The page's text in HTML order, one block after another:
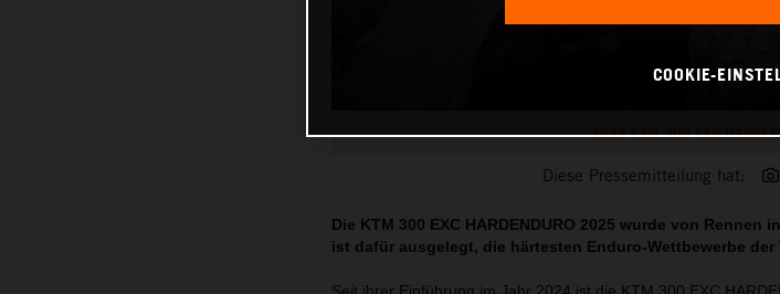
2025 KTM 300 EXC
Diese Pressemitteilung hat:
Die KTM 300 EXC HARDENDURO 2025 wurde von
ist dafür ausgelegt, die härtesten Enduro-Wettbewerbe der
COOKIE-